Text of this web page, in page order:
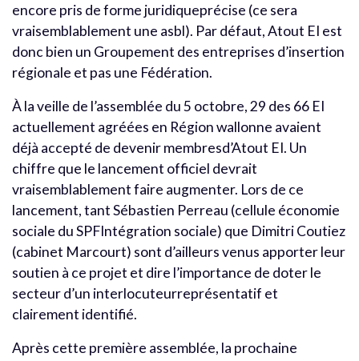
encore pris de forme juridiqueprécise (ce sera
vraisemblablement une asbl). Par défaut, Atout EI est
donc bien un Groupement des entreprises d’insertion
régionale et pas une Fédération.
À la veille de l’assemblée du 5 octobre, 29 des 66 EI
actuellement agréées en Région wallonne avaient
déjà accepté de devenir membresd’Atout EI. Un
chiffre que le lancement officiel devrait
vraisemblablement faire augmenter. Lors de ce
lancement, tant Sébastien Perreau (cellule économie
sociale du SPFIntégration sociale) que Dimitri Coutiez
(cabinet Marcourt) sont d’ailleurs venus apporter leur
soutien à ce projet et dire l’importance de doter le
secteur d’un interlocuteurreprésentatif et
clairement identifié.
Après cette première assemblée, la prochaine